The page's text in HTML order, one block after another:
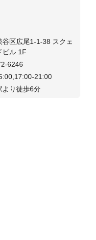
谷区広尾1-1-38 スクェ
ビル 1F
6246
21:00
より徒歩6分